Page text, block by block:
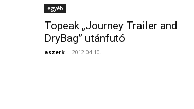
egyéb
Topeak „Journey Trailer and
DryBag” utánfutó
aszerk - 2012.04.10.